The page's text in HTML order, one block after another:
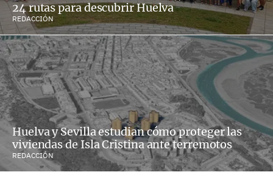
24 rutas para descubrir Huelva
REDACCIÓN
Huelva y Sevilla estudian cómo proteger las
viviendas de Isla Cristina ante terremotos
REDACCIÓN